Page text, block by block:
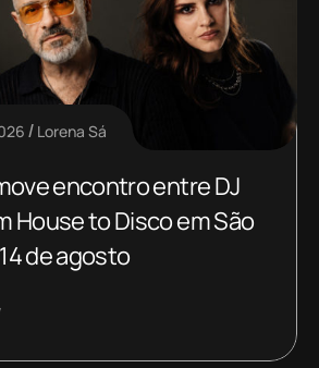
Lorena Sá
encontro entre DJ
House to Disco em São
de agosto